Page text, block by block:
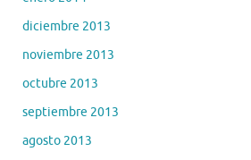
diciembre 2013
noviembre 2013
octubre 2013
septiembre 2013
agosto 2013